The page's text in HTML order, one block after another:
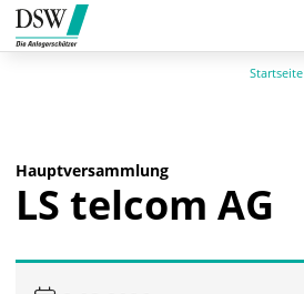
Direkt
zum
Inhalt
Direkt
zum
Hauptmenu
Direkt
zur
Suche
Direkt
zum
Footer
Startseite
Hauptversammlung
LS telcom AG